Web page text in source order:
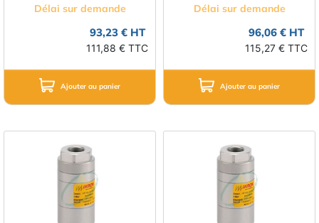
Délai sur demande
93,23 € HT
111,88 € TTC
Ajouter au panier
Délai sur demande
96,06 € HT
115,27 € TTC
Ajouter au panier